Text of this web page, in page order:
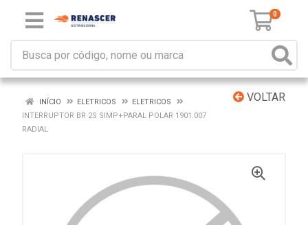
0
VOLTAR
INÍCIO ELETRICOS
ELETRICOS
INTERRUPTOR BR 2S SIMP+PARAL POLAR 1901.007
RADIAL